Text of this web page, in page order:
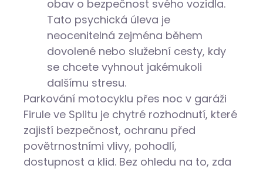
obav o bezpečnost svého vozidla.
Tato psychická úleva je
neocenitelná zejména během
dovolené nebo služební cesty, kdy
se chcete vyhnout jakémukoli
dalšímu stresu.
Parkování motocyklu přes noc v garáži
Firule ve Splitu je chytré rozhodnutí, které
zajistí bezpečnost, ochranu před
povětrnostními vlivy, pohodlí,
dostupnost a klid. Bez ohledu na to, zda